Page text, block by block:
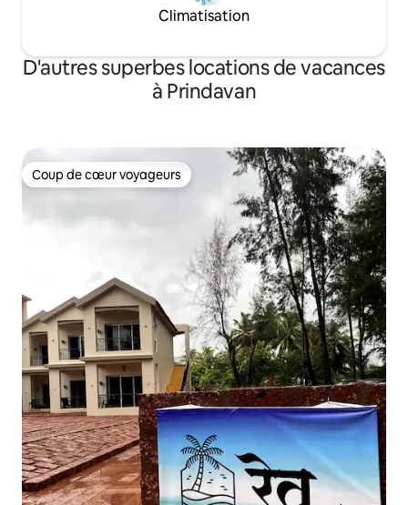
Climatisation
D'autres superbes locations de vacances
à Prindavan
Coup de cœur voyageurs
Coup de cœur voyageurs